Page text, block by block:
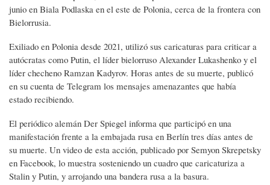
junio en Biala Podlaska en el este de Polonia, cerca de la frontera con
Bielorrusia.
Exiliado en Polonia desde 2021, utilizó sus caricaturas para criticar a
autócratas como Putin, el líder bielorruso Alexander Lukashenko y el
líder checheno Ramzan Kadyrov. Horas antes de su muerte, publicó
en su cuenta de Telegram los mensajes amenazantes que había
estado recibiendo.
El periódico alemán Der Spiegel informa que participó en una
manifestación frente a la embajada rusa en Berlín tres días antes de
su muerte. Un video de esta acción, publicado por Semyon Skrepetsky
en Facebook, lo muestra sosteniendo un cuadro que caricaturiza a
Stalin y Putin, y arrojando una bandera rusa a la basura.